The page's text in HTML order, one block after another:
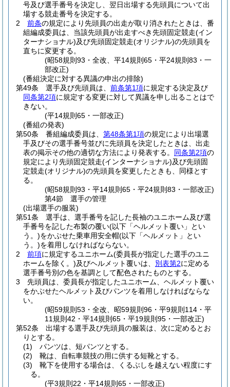
号及び選手番号を決定し、翌日出場する先頭員について出
場する競走番号を決定する。
2
前条の規定により先頭員の出走が取り消されたときは、番
組編成委員は、当該先頭員が出走すべき先頭固定競走(イン
ターナショナル)及び先頭固定競走(オリジナル)の先頭員を
直ちに変更する。
(昭58規則93・全改、平14規則65・平24規則83・一
部改正)
(番組決定に対する異議の申出の排除)
第49条
選手及び先頭員は、 前条第1項に規定する決定及び
同条第2項に規定する変更に対して異議を申し出ることはで
きない。
(平14規則65・一部改正)
(番組の発表)
第50条
番組編成委員は、 第48条第1項の規定により出場選
手及びその選手番号並びに先頭員を決定したときは、出走
表の掲示その他の適切な方法により発表する。 同条第2項の
規定により先頭固定競走(インターナショナル)及び先頭固
定競走(オリジナル)の先頭員を変更したときも、同様とす
る。
(昭58規則93・平14規則65・平24規則83・一部改正)
第4節
選手の管理
(出場選手の服装)
第51条
選手は、選手番号を記した長袖のユニホーム及び選
手番号を記した布製の覆い(以下「ヘルメット覆い」とい
う。)をかぶせた乗車用安全帽(以下「ヘルメット」とい
う。)を着用しなければならない。
2
前項に規定するユニホーム(委員長が指定した選手のユニ
ホームを除く。)及びヘルメット覆いは、 別表第2に定める
選手番号別の色を基調として配色されたものとする。
3
先頭員は、委員長が指定したユニホーム、ヘルメット覆い
をかぶせたヘルメット及びパンツを着用しなければならな
い。
(昭59規則53・全改、昭59規則96・平9規則114・平
11規則42・平14規則65・平19規則95・一部改正)
第52条
出場する選手及び先頭員の服装は、次に定めるとお
りとする。
(1)
パンツは、短パンツとする。
(2)
靴は、自転車競技の用に供する短靴とする。
(3)
靴下を使用する場合は、くるぶしを越えない程度にす
る。
(平3規則22・平14規則65・一部改正)